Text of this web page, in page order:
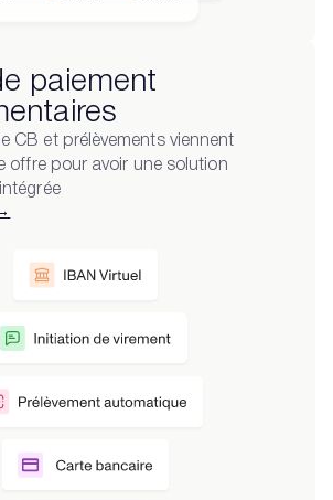
paiement
CB et prélèvements viennent
offre pour avoir une solution